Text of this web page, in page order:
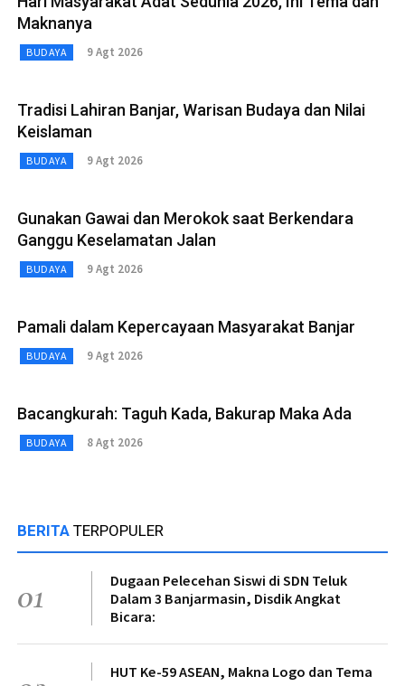
Maknanya
BUDAYA 9 Agt 2026
Tradisi Lahiran Banjar, Warisan Budaya dan Nilai
Keislaman
BUDAYA 9 Agt 2026
Gunakan Gawai dan Merokok saat Berkendara
Ganggu Keselamatan Jalan
BUDAYA 9 Agt 2026
Pamali dalam Kepercayaan Masyarakat Banjar
BUDAYA 9 Agt 2026
Bacangkurah: Taguh Kada, Bakurap Maka Ada
BUDAYA 8 Agt 2026
BERITA TERPOPULER
01
Dugaan Pelecehan Siswi di SDN Teluk
Dalam 3 Banjarmasin, Disdik Angkat
Bicara:
HUT Ke-59 ASEAN, Makna Logo dan Tema